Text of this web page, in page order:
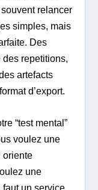
relancer
simples, mais
Des
des repetitions,
artefacts
d’export.
“test mental”
voulez une
oriente
une
un service